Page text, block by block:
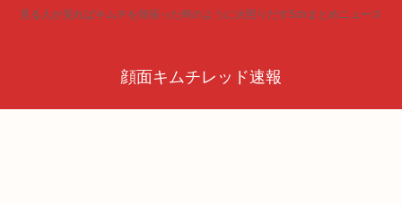
見る人が見ればキムチを頬張った時のように火照りだす5chまとめニュース
顔面キムチレッド速報